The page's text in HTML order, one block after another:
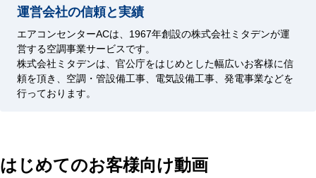
運営会社の信頼と実績
エアコンセンターACは、1967年創設の株式会社ミタデンが運
営する空調事業サービスです。
株式会社ミタデンは、官公庁をはじめとした幅広いお客様に信
頼を頂き、空調・管設備工事、電気設備工事、発電事業などを
行っております。
はじめてのお客様向け動画